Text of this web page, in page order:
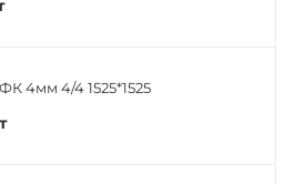
4мм 4/4 1525*1525